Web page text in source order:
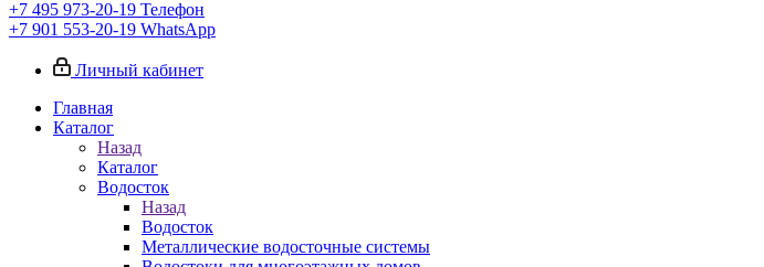
+7 495 973-20-19 Телефон
+7 901 553-20-19 WhatsApp
Личный кабинет
Главная
Каталог
Назад
Каталог
Водосток
Назад
Водосток
Металлические водосточные системы